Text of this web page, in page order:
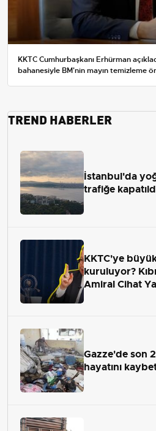
KKTC Cumhurbaşkanı Erhürman
bahanesiyle BM'nin mayın temizleme
TREND HABERLER
İstanbul'da
trafiğe
KKTC'ye
kuruluyor?
Amiral Cihat
Gazze'de son
hayatını